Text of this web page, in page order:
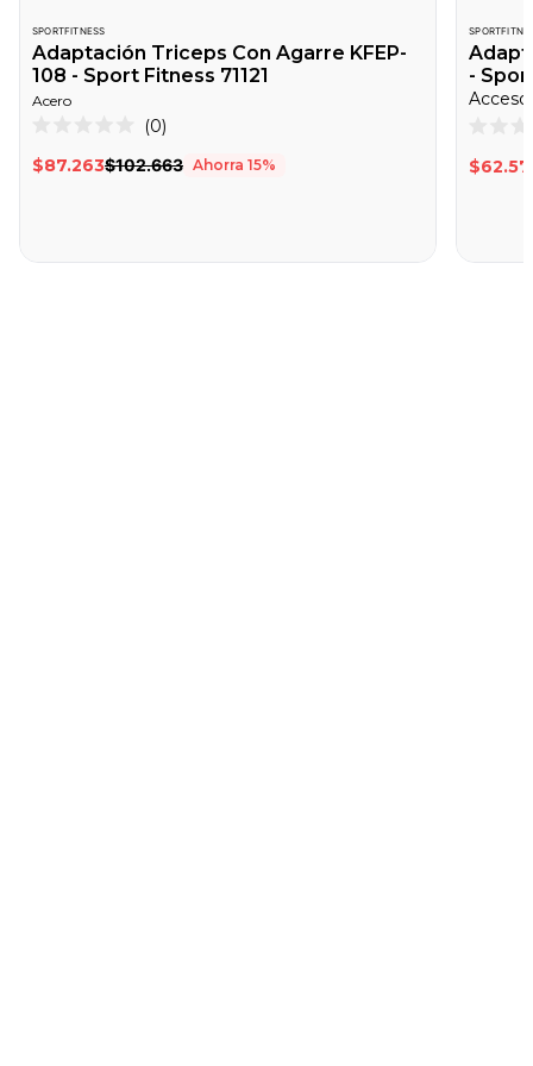
SPORTFITNESS
Adaptación Triceps Con Agarre KFEP-
108 - Sport Fitness 71121
Acero
0
de
0
para
$87.263$102.663 Ahorra 15%
-
0
de